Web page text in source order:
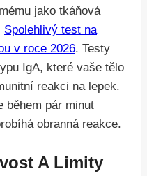
jako tkáňová
Spolehlivý test na
v roce 2026. Testy
IgA, které vaše tělo
reakci na lepek.
během pár minut
obranná reakce.
A Limity